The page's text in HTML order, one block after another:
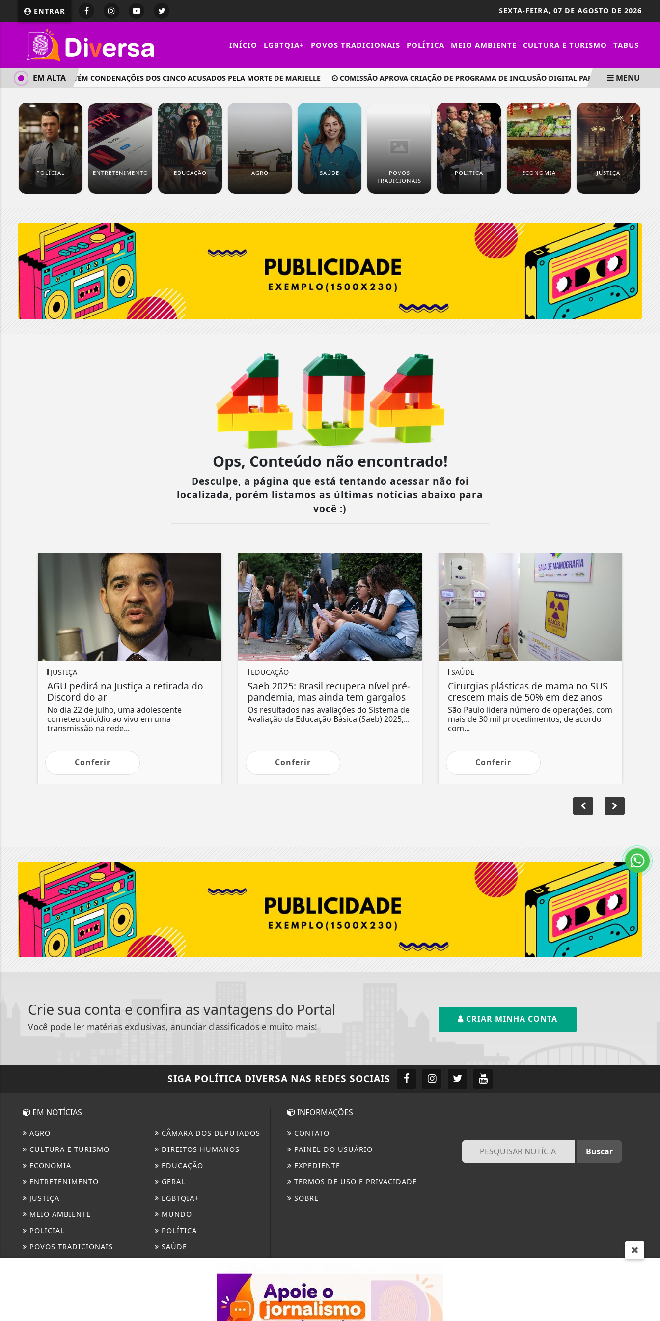
ENTRAR SEXTA-FEIRA, 07 DE AGOSTO DE 2026
INÍCIO LGBTQIA+ POVOS TRADICIONAIS POLÍTICA MEIO AMBIENTE CULTURA E TURISMO TABUS
STF MANTÉM CONDENAÇÕES DOS CINCO ACUSADOS PELA MORTE DE MARIELLE COMISSÃO APROVA CRIAÇÃO DE PROGRAMA DE INCLUSÃO DIGITAL PARA JOVENS
EM ALTA MENU
POLICIAL ENTRETENIMENTO EDUCAÇÃO AGRO SAÚDE
POVOS
TRADICIONAIS
POLÍTICA ECONOMIA JUSTIÇA
Ops, Conteúdo não encontrado!
Desculpe, a página que está tentando acessar não foi
localizada, porém listamos as últimas notícias abaixo para
você :)
JUSTIÇA
AGU pedirá na Justiça a retirada do
Discord do ar
No dia 22 de julho, uma adolescente
cometeu suicídio ao vivo em uma
transmissão na rede...
Conferir
EDUCAÇÃO
Saeb 2025: Brasil recupera nível pré-
pandemia, mas ainda tem gargalos
Os resultados nas avaliações do Sistema de
Avaliação da Educação Básica (Saeb) 2025,...
Conferir
SAÚDE
Cirurgias plásticas de mama no SUS
crescem mais de 50% em dez anos
São Paulo lidera número de operações, com
mais de 30 mil procedimentos, de acordo
com...
Conferir
Crie sua conta e confira as vantagens do Portal
Você pode ler matérias exclusivas, anunciar classificados e muito mais!
CRIAR MINHA CONTA
SIGA POLÍTICA DIVERSA NAS REDES SOCIAIS
EM NOTÍCIAS
AGRO
CÂMARA DOS DEPUTADOS
CULTURA E TURISMO
DIREITOS HUMANOS
ECONOMIA
EDUCAÇÃO
ENTRETENIMENTO
GERAL
JUSTIÇA
LGBTQIA+
MEIO AMBIENTE
MUNDO
POLICIAL
POLÍTICA
POVOS TRADICIONAIS
SAÚDE
INFORMAÇÕES
CONTATO
PAINEL DO USUÁRIO
EXPEDIENTE
TERMOS DE USO E PRIVACIDADE
SOBRE